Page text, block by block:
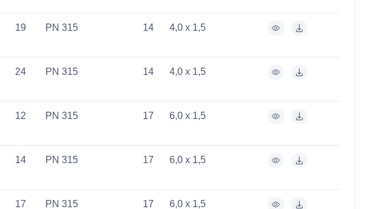
19 PN 315 14 4,0 x 1,5
24 PN 315 14 4,0 x 1,5
12 PN 315 17 6,0 x 1,5
14 PN 315 17 6,0 x 1,5
17 PN 315 17 6,0 x 1,5